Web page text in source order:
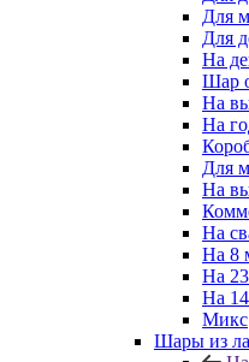
Для
Для
На
Шар
На
На
Для
На
На
На 8
На
На
Микс
Шары из